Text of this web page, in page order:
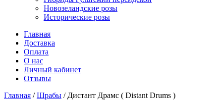
Новозеландские розы
Исторические розы
Главная
Доставка
Оплата
О нас
Личный кабинет
Отзывы
Главная /Шрабы / Дистант Драмс ( Distant Drums )